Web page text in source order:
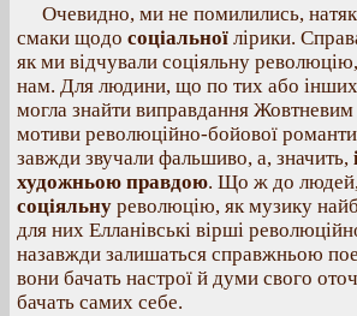
Очевидно, ми не помилились,
смаки щодо соціальної лірики.
як ми відчували соціяльну
нам. Для людини, що по тих або
могла знайти виправдання Жовтневим
мотиви революційно-бойової
завжди звучали фальшиво, а, значить,
художньою правдою. Що ж до
соціяльну революцію, як музику
для них Елланівські вірші
назавжди залишаться справжньою
вони бачать настрої й думи свого
бачать самих себе.